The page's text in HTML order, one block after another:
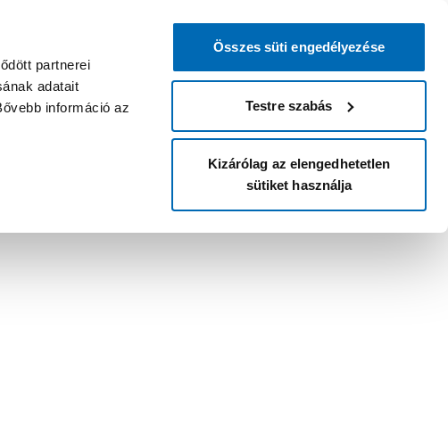
partnerei
adatait
információ az
Összes süti engedélyezése
Testre szabás
Kizárólag az elengedhetetlen
sütiket használja